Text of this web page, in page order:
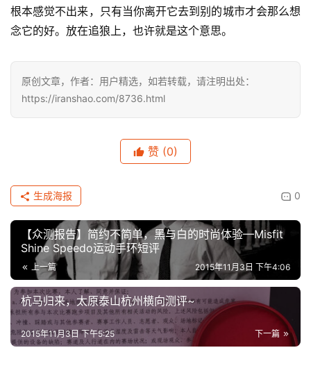
根本感觉不出来，只有当你离开它去到别的城市才会那么想
念它的好。放在追狼上，也许就是这个意思。
原创文章，作者：用户精选，如若转载，请注明出处：
https://iranshao.com/8736.html
赞 (0)
0
生成海报
【众测报告】简约不简单，黑与白的时尚体验—Misfit
Shine Speedo运动手环短评
上一篇 2015年11月3日 下午4:06
杭马归来，太原泰山杭州横向测评~
下一篇
2015年11月3日 下午5:25